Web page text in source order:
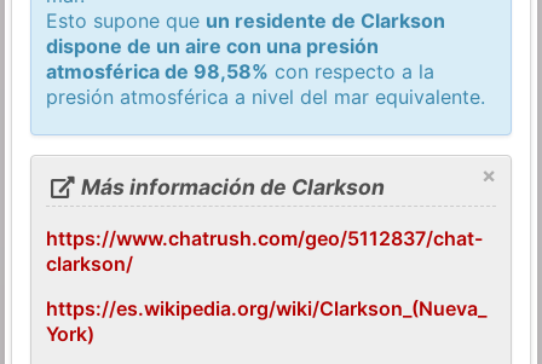
Esto supone que un residente de Clarkson
dispone de un aire con una presión
atmosférica de 98,58% con respecto a la
presión atmosférica a nivel del mar equivalente.
×
Más información de Clarkson
https://www.chatrush.com/geo/5112837/chat-
clarkson/
https://es.wikipedia.org/wiki/Clarkson_(Nueva_
York)